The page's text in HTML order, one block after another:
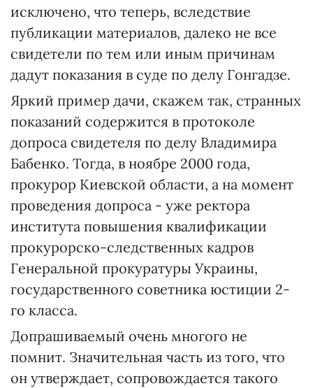
исключено, что теперь, вследствие
публикации материалов, далеко не все
свидетели по тем или иным причинам
дадут показания в суде по делу Гонгадзе.
Яркий пример дачи, скажем так, странных
показаний содержится в протоколе
допроса свидетеля по делу Владимира
Бабенко. Тогда, в ноябре 2000 года,
прокурор Киевской области, а на момент
проведения допроса - уже ректора
института повышения квалификации
прокурорско-следственных кадров
Генеральной прокуратуры Украины,
государственного советника юстиции 2-
го класса.
Допрашиваемый очень многого не
помнит. Значительная часть из того, что
он утверждает, сопровождается такого